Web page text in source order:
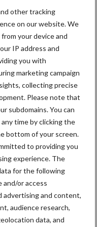
other tracking
on our website. We
your device and
IP address and
you with
marketing campaign
collecting precise
Please note that
subdomains. You can
time by clicking the
bottom of your screen.
to providing you
experience. The
for the following
and/or access
advertising and content,
audience research,
data, and
Loonwerk
mest